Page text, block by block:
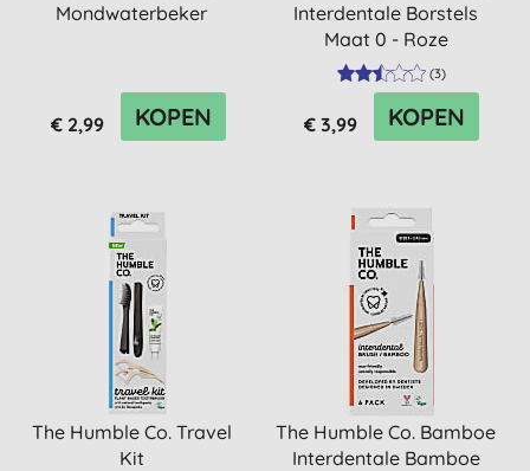
Mondwaterbeker
€ 2,99 KOPEN
Interdentale Borstels
Maat 0 - Roze
(3)
€ 3,99 KOPEN
The Humble Co. Travel
Kit
The Humble Co. Bamboe
Interdentale Bamboe